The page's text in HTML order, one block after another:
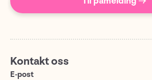
Kontakt oss
E-post